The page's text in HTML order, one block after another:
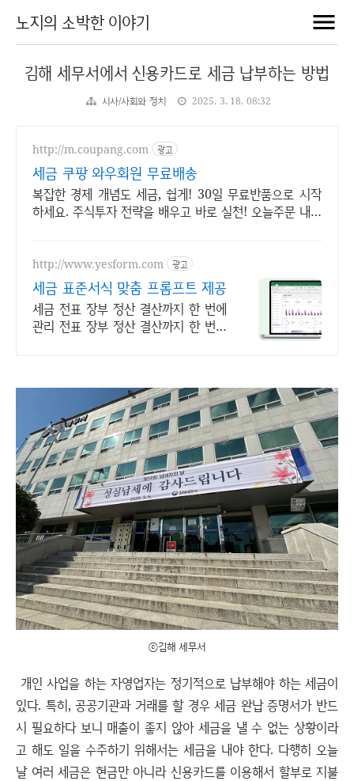
노지의 소박한 이야기
김해 세무서에서 신용카드로 세금 납부하는 방법
시사/사회와 정치 2025. 3. 18. 08:32
http://m.coupang.com 광고
세금 쿠팡 와우회원 무료배송
복잡한 경제 개념도 세금, 쉽게! 30일 무료반품으로 시작
하세요. 주식투자 전략을 배우고 바로 실천! 오늘주문 내일
http://www.yesform.com 광고
세금 표준서식 맞춤 프롬프트 제공
세금 전표 장부 정산 결산까지 한 번에
관리 전표 장부 정산 결산까지 한 번에
ⓒ김해 세무서
개인 사업을 하는 자영업자는 정기적으로 납부해야 하는 세금이
있다. 특히, 공공기관과 거래를 할 경우 세금 완납 증명서가 반드
시 필요하다 보니 매출이 좋지 않아 세금을 낼 수 없는 상황이라
고 해도 일을 수주하기 위해서는 세금을 내야 한다. 다행히 오늘
날 여러 세금은 현금만 아니라 신용카드를 이용해서 할부로 지불